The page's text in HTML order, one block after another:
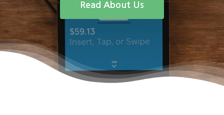
Read About Us